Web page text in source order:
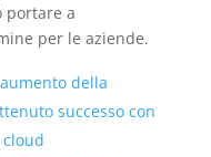
portare a
per le aziende.
della
successo con